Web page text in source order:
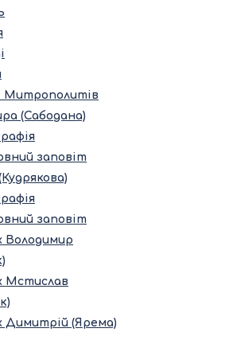
Митрополитів
(Сабодана)
заповіт
заповіт
Володимир
Мстислав
Димитрій (Ярема)